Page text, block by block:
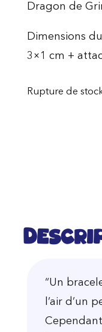
Dragon de
Dimensions
3×1 cm +
Rupture de
“Un
l’air d’un